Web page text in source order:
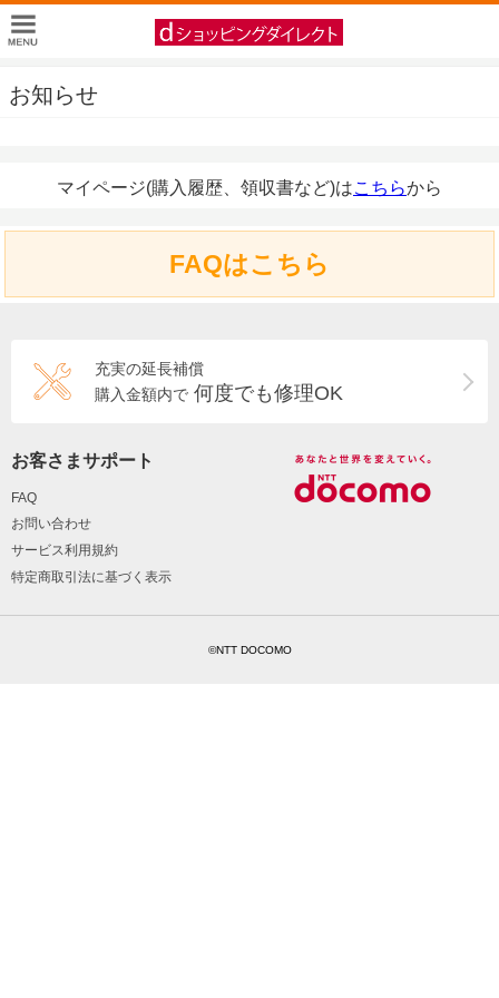
お知らせ
マイページ(購入履歴、領収書など)はこちらから
FAQはこちら
充実の延長補償
購入金額内で 何度でも修理OK
お客さまサポート
FAQ
お問い合わせ
サービス利用規約
特定商取引法に基づく表示
©NTT DOCOMO